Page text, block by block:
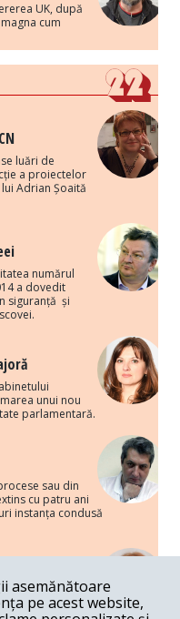
UK, după
cum
luări de
a proiectelor
Adrian Șoaită
numărul
a dovedit
siguranță și
unui nou
parlamentară.
sau din
cu patru ani
instanța condusă
falsă a
fapt, ascunde
asemănătoare
pe acest website,